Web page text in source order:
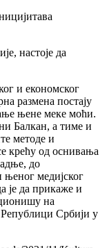
настоје да
и економског
размена постају
њене меке моћи.
Балкан, а тиме и
методе и
крећу од оснивања
до
њеног медијског
је да прикаже и
на
Србији у